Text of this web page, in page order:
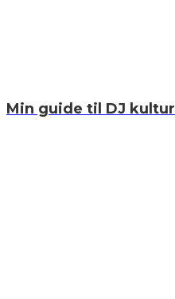
Min guide til DJ kultur